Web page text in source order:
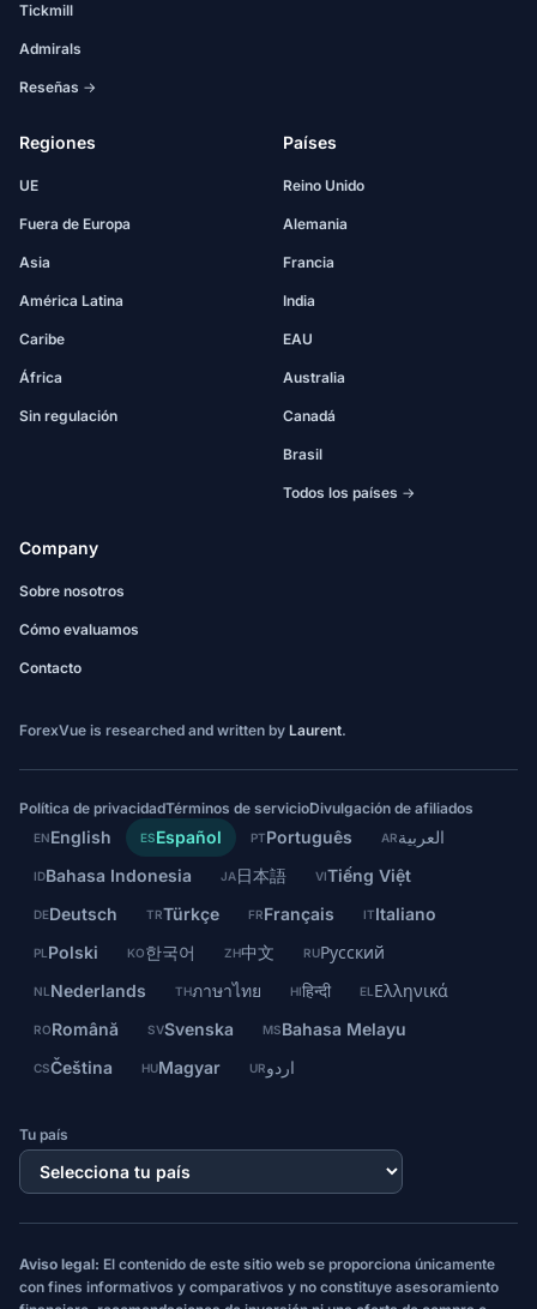
Tickmill
Admirals
Reseñas →
Regiones
UE
Fuera de Europa
Asia
América Latina
Caribe
África
Sin regulación
Países
Reino Unido
Alemania
Francia
India
EAU
Australia
Canadá
Brasil
Todos los países →
Company
Sobre nosotros
Cómo evaluamos
Contacto
ForexVue is researched and written by Laurent.
Política de privacidadTérminos de servicioDivulgación de afiliados
ENEnglish ESEspañol PTPortuguês ARالعربية
IDBahasa Indonesia JA日本語 VITiếng Việt
DEDeutsch TRTürkçe FRFrançais ITItaliano
PL Polski KO한국어 ZH中文 RUРусский
NL Nederlands THภาษาไทย HIहिन्दी EL Ελληνικά
RORomână SVSvenska MSBahasa Melayu
CSČeština HUMagyar URاردو
Tu país
Aviso legal: El contenido de este sitio web se proporciona únicamente
con fines informativos y comparativos y no constituye asesoramiento